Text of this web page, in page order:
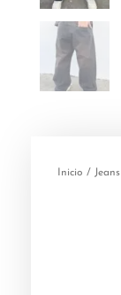
Inicio / Jeans